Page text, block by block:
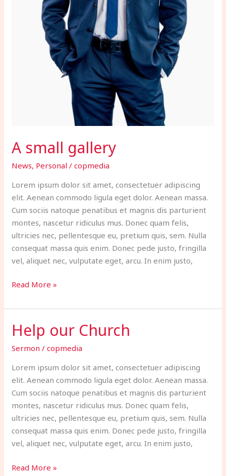
A small gallery
News, Personal /copmedia
Lorem ipsum dolor sit amet, consectetuer adipiscing
elit. Aenean commodo ligula eget dolor. Aenean massa.
Cum sociis natoque penatibus et magnis dis parturient
montes, nascetur ridiculus mus. Donec quam felis,
ultricies nec, pellentesque eu, pretium quis, sem. Nulla
consequat massa quis enim. Donec pede justo, fringilla
vel, aliquet nec, vulputate eget, arcu. In enim justo,
Read More »
Help our Church
Sermon /copmedia
Lorem ipsum dolor sit amet, consectetuer adipiscing
elit. Aenean commodo ligula eget dolor. Aenean massa.
Cum sociis natoque penatibus et magnis dis parturient
montes, nascetur ridiculus mus. Donec quam felis,
ultricies nec, pellentesque eu, pretium quis, sem. Nulla
consequat massa quis enim. Donec pede justo, fringilla
vel, aliquet nec, vulputate eget, arcu. In enim justo,
Help
our
Church
Read More »